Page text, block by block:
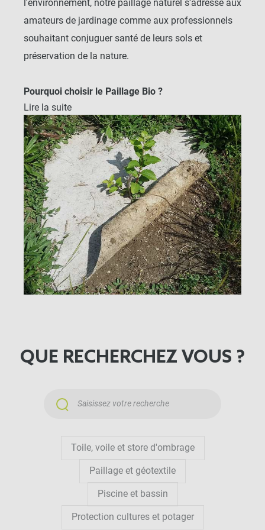
l'environnement, notre paillage naturel s'adresse aux
amateurs de jardinage comme aux professionnels
souhaitant conjuguer santé de leurs sols et
préservation de la nature.
Pourquoi choisir le Paillage Bio ?
Les toiles de paillage bio sont conçues pour
répondre aux besoins croissants des jardiniers
conscients de l'importance de cultiver de manière
responsable. Nos produits respectent les normes les
plus strictes en matière de durabilité, favorisant la
croissance saine des plantes sans compromettre la
biodiversité. Le paillage organique est une
alternative durable auxtoiles de paillage
synthétiques. Nos toiles de paillage sont fabriquées
à partir de matériaux naturels et biologiques,
favorisant ainsi un équilibre écologique dans votre
mauvaises herbes tout en conservant l'humidité du
barrière efficace contre les intrus indésirables,
permettant à vos plantes de prospérer sans
l'utilisation de produits chimiques nocifs. Conçu
pour s'intégrer harmonieusement à votre
écosystème, notre paillage naturel favorise un
Lire la suite
QUE RECHERCHEZ VOUS ?
Toile, voile et store d'ombrage
Paillage et géotextile
Piscine et bassin
Protection cultures et potager